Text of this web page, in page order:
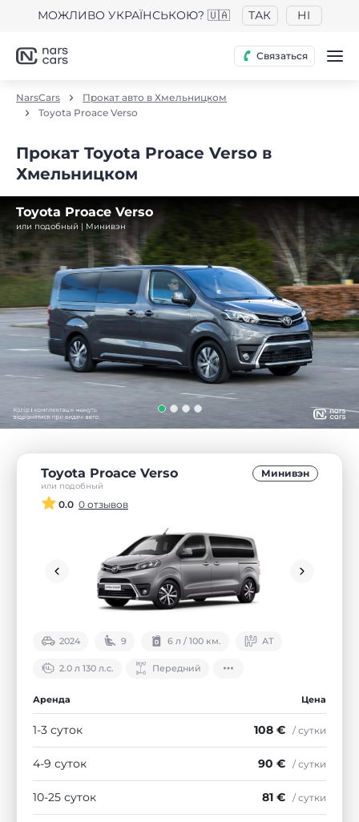
МОЖЛИВО УКРАЇНСЬКОЮ? 🇺🇦 ТАК НІ
Связаться
NarsCars
Прокат авто в Хмельницком
Toyota Proace Verso
Прокат Toyota Proace Verso в
Хмельницком
Toyota Proace Verso
или подобный | Минивэн
Toyota Proace Verso
или подобный
Минивэн
0.0 0 отзывов
2024 9 6 л / 100 км. АТ
2.0 л 130 л.с. Передний
Аренда Цена
1-3 суток 108 € / сутки
4-9 суток 90 € / сутки
10-25 суток 81 € / сутки